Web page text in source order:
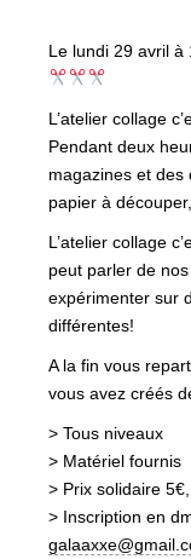
Le lundi 29 avril à
L’atelier collage
Pendant deux
magazines et des
papier à
L’atelier collage
peut parler de
expérimenter sur
différentes!
A la fin vous
vous avez créés
> Tous niveaux
> Matériel fournis
> Prix solidaire
> Inscription en